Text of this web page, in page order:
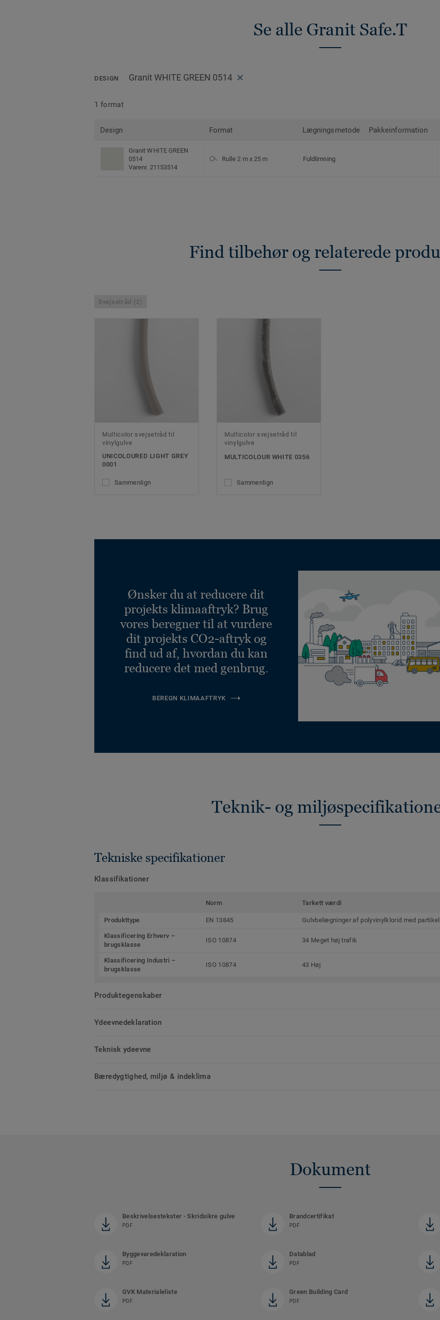
Se alle Granit Safe.T
DESIGN Granit WHITE GREEN 0514
1 format
Design Format Lægningsmetode Pakkeinformation
Granit WHITE GREEN
0514
Varenr. 21153514
Rulle 2 m x 25 m Fuldlimning
Find tilbehør og relaterede
Svejsetråd (2)
Multicolor svejsetråd til
vinylgulve
UNICOLOURED LIGHT GREY
0001
Sammenlign
Multicolor svejsetråd til
vinylgulve
MULTICOLOUR WHITE 0356
Sammenlign
Ønsker du at reducere dit
projekts klimaaftryk? Brug
vores beregner til at vurdere
dit projekts CO2-aftryk og
find ud af, hvordan du kan
reducere det med genbrug.
BEREGN KLIMAAFTRYK
Teknik- og
Tekniske specifikationer
Klassifikationer
Norm Tarkett værdi
Produkttype EN 13845 Gulvbelægninger af polyvinylklorid med
Klassificering Erhverv –
brugsklasse
ISO 10874 34 Meget høj trafik
Klassificering Industri –
brugsklasse
ISO 10874 43 Høj
Produktegenskaber
Ydeevnedeklaration
Teknisk ydeevne
Bæredygtighed, miljø & indeklima
Dokument
Beskrivelsestekster - Skridsikre gulve
PDF
Brandcertifikat
PDF
Byggevaredeklaration
PDF
Datablad
PDF
GVK Materialeliste
PDF
Green Building Card
PDF